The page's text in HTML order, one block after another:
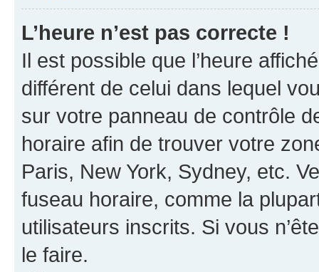
L’heure n’est pas correcte !
Il est possible que l’heure
différent de celui dans lequel
sur votre panneau de contrôle
horaire afin de trouver votre
Paris, New York, Sydney, etc.
fuseau horaire, comme la
utilisateurs inscrits. Si vous
le faire.